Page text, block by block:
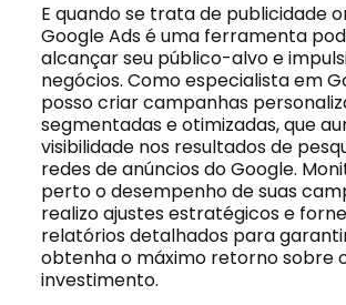
E quando se trata de publicidade
Google Ads é uma ferramenta
alcançar seu público-alvo e
negócios. Como especialista em
posso criar campanhas
segmentadas e otimizadas, que
visibilidade nos resultados de
redes de anúncios do Google.
perto o desempenho de suas
realizo ajustes estratégicos e
relatórios detalhados para
obtenha o máximo retorno sobre
investimento.